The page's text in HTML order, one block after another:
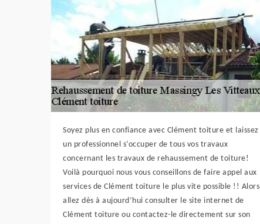
Soyez plus en confiance avec Clément toiture et laissez
un professionnel s’occuper de tous vos travaux
concernant les travaux de rehaussement de toiture!
Voilà pourquoi nous vous conseillons de faire appel aux
services de Clément toiture le plus vite possible !! Alors
allez dès à aujourd’hui consulter le site internet de
Clément toiture ou contactez-le directement sur son